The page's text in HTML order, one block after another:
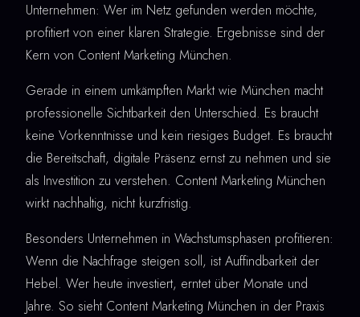
Unternehmen: Wer im Netz gefunden werden möchte,
profitiert von einer klaren Strategie. Ergebnisse sind der
Kern von Content Marketing München.
Gerade in einem umkämpften Markt wie München macht
professionelle Sichtbarkeit den Unterschied. Es braucht
keine Vorkenntnisse und kein riesiges Budget. Es braucht
die Bereitschaft, digitale Präsenz ernst zu nehmen und sie
als Investition zu verstehen. Content Marketing München
wirkt nachhaltig, nicht kurzfristig.
Besonders Unternehmen in Wachstumsphasen profitieren:
Wenn die Nachfrage steigen soll, ist Auffindbarkeit der
Hebel. Wer heute investiert, erntet über Monate und
Jahre. So sieht Content Marketing München in der Praxis